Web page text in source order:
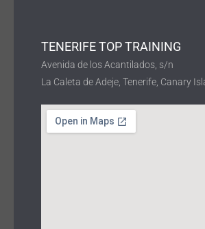
TENERIFE TOP TRAINING
Avenida de los Acantilados, s/n
La Caleta de Adeje, Tenerife, Canary